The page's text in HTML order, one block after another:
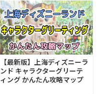
【最新版】上海ディズニーラ
ンド キャラクターグリーテ
ィング かんたん攻略マップ